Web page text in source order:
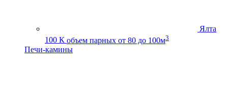
Ялта
100 К объем парных от 80 до 100м3
Печи-камины